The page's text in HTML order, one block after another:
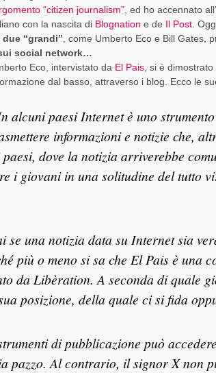
“citizen journalism”, ed ho accennato
con la nascita di Blognation e de Il Post.
due “grandi”, come Umberto Eco e Bill Gates,
social network…
Eco, intervistato da El Pais, si è
dal basso, attraverso i blog. Ecco le
alcuni paesi Internet è uno
informazioni e notizie che,
dove la notizia arriverebbe
i giovani in una solitudine del tutto
se una notizia data su Internet sia
più o meno si sa che El Pais è una
da Libèration. A seconda di quale
posizione, della quale ci si fida
di pubblicazione può
pazzo. Al contrario, il signor X non